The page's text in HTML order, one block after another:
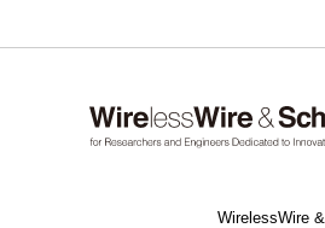
WirelessWire &